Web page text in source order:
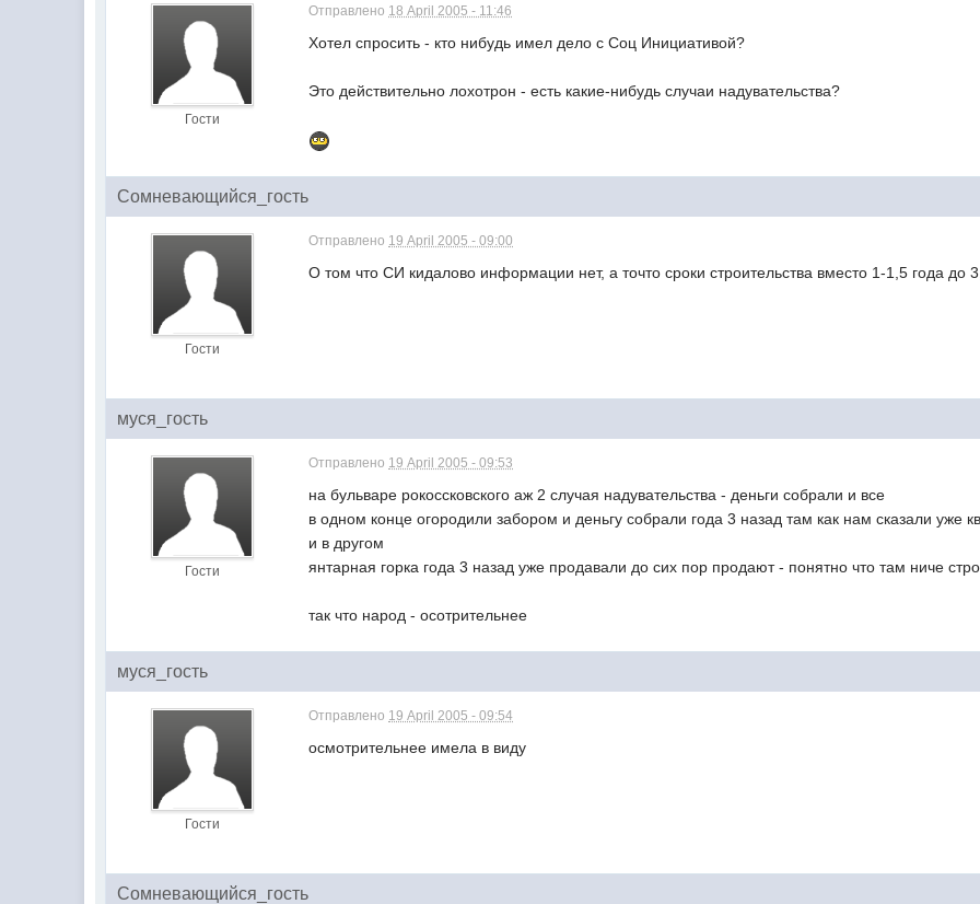
Гости
Отправлено 18 April 2005 - 11:46
Хотел спросить - кто нибудь имел дело с Соц Инициативой?
Это действительно лохотрон - есть какие-нибудь случаи надувательства?
Сомневающийся_гость
Гости
Отправлено 19 April 2005 - 09:00
О том что СИ кидалово информации нет, а точто сроки строительства вместо 1-1,5 года до
муся_гость
Гости
Отправлено 19 April 2005 - 09:53
на бульваре рокоссковского аж 2 случая надувательства - деньги собрали и все
в одном конце огородили забором и деньгу собрали года 3 назад там как нам сказали уже
и в другом
янтарная горка года 3 назад уже продавали до сих пор продают - понятно что там ниче
так что народ - осотрительнее
муся_гость
Гости
Отправлено 19 April 2005 - 09:54
осмотрительнее имела в виду
Сомневающийся_гость